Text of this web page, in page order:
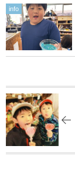
info